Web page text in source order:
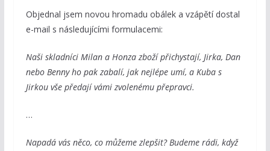
Objednal jsem novou hromadu obálek a vzápětí dostal
e-mail s následujícími formulacemi:
Naši skladníci Milan a Honza zboží přichystají, Jirka, Dan
nebo Benny ho pak zabalí, jak nejlépe umí, a Kuba s
Jirkou vše předají vámi zvolenému přepravci.
…
Napadá vás něco, co můžeme zlepšit? Budeme rádi, když